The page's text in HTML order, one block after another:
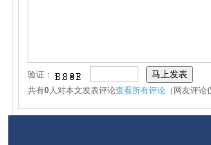
验证：
共有0人对本文发表评论查看所有评论 （网友评